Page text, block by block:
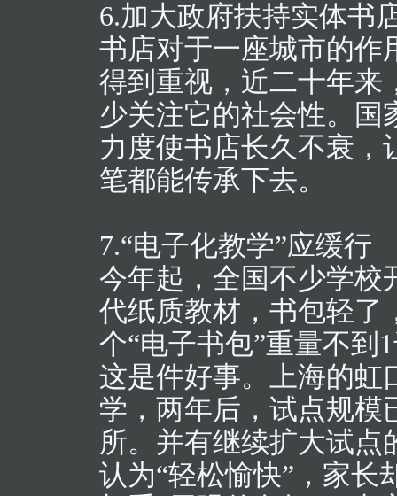
6.加大政府扶持实体书
书店对于一座城市的作
得到重视，近二十年来
少关注它的社会性。国
力度使书店长久不衰，
笔都能传承下去。
7.“电子化教学”应缓行
今年起，全国不少学校
代纸质教材，书包轻了
个“电子书包”重量不到
这是件好事。上海的虹
学，两年后，试点规模
所。并有继续扩大试点
认为“轻松愉快”，家长